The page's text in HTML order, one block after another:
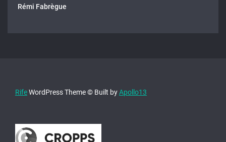
Rémi Fabrègue
RifeWordPress Theme © Built byApollo13